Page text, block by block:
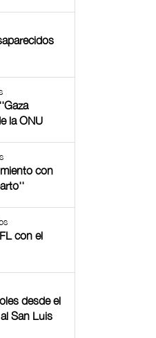
la ONU
con
con el
desde el
San Luis